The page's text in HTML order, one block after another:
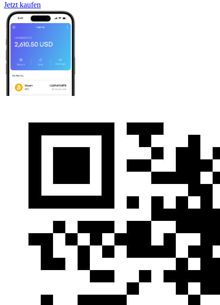
Jetzt kaufen